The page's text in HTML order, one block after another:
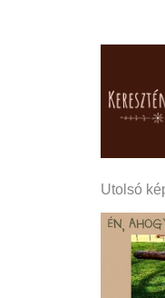
Utolsó